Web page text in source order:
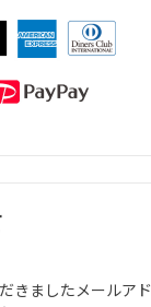
きましたメールアド